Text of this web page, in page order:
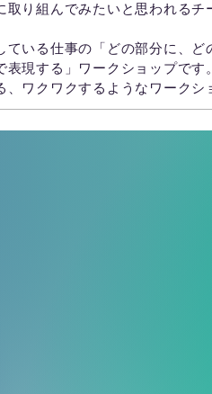
り組んでみたいと思われるチ
いる仕事の「どの部分に、ど
現する」ワークショップです。
ワクワクするようなワークシ